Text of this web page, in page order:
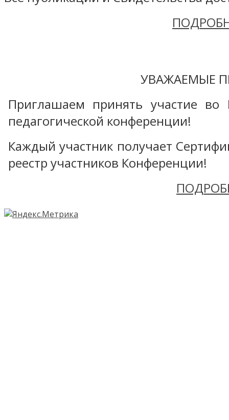
УВАЖАЕМЫЕ
Приглашаем принять участие во
педагогической конференции!
Каждый участник получает
реестр участников Конференции!